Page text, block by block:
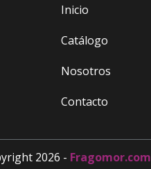
Inicio
Catálogo
Nosotros
Contacto
2026 - Fragomor.com